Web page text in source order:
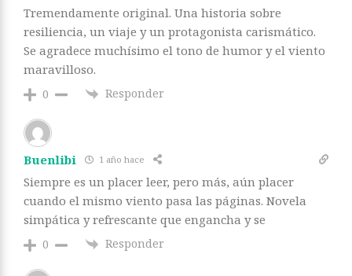
Tremendamente original. Una historia sobre
resiliencia, un viaje y un protagonista carismático.
Se agradece muchísimo el tono de humor y el viento
maravilloso.
0 Responder
Buenlibi 1 año hace
Siempre es un placer leer, pero más, aún placer
cuando el mismo viento pasa las páginas. Novela
simpática y refrescante que engancha y se
0 Responder